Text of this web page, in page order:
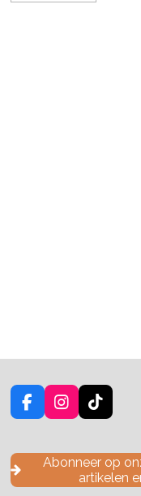
F
a
e
o
I
n
t
a
g
T
i
T
o
k
Abonneer op
artikelen